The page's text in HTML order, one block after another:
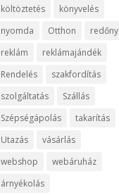
költöztetés
könyvelés
nyomda
Otthon
redőny
reklám
reklámajándék
Rendelés
szakfordítás
szolgáltatás
Szállás
Szépségápolás
takarítás
Utazás
vásárlás
webshop
webáruház
árnyékolás